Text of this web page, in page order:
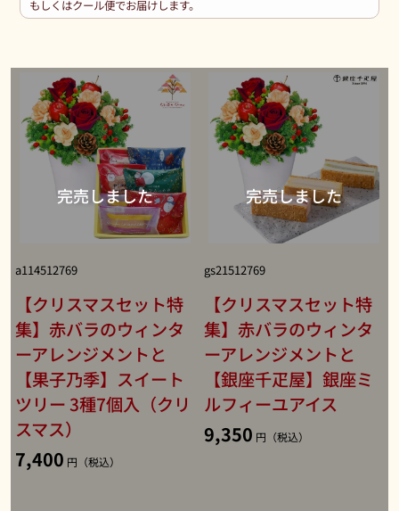
もしくはクール便でお届けします。
a114512769
【クリスマスセット特
集】赤バラのウィンタ
ーアレンジメントと
【果子乃季】スイート
ツリー 3種7個入（クリ
スマス）
7,400 円（税込）
gs21512769
【クリスマスセット特
集】赤バラのウィンタ
ーアレンジメントと
【銀座千疋屋】銀座ミ
ルフィーユアイス
9,350 円（税込）